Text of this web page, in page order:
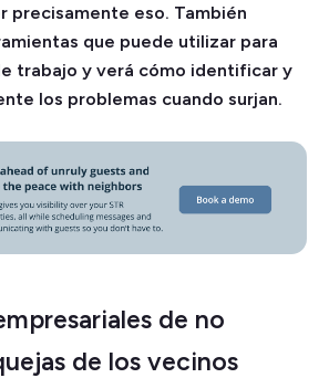
precisamente eso. También
que puede utilizar para
trabajo y verá cómo identificar y
los problemas cuando surjan.
de no
de los vecinos